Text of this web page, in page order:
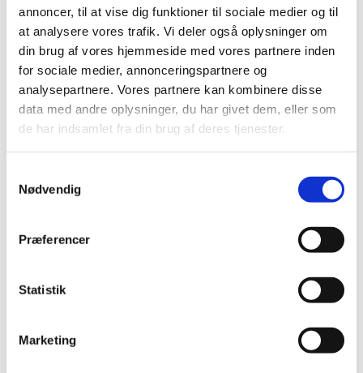
annoncer, til at vise dig funktioner til sociale medier og til
at analysere vores trafik. Vi deler også oplysninger om
din brug af vores hjemmeside med vores partnere inden
for sociale medier, annonceringspartnere og
analysepartnere. Vores partnere kan kombinere disse
data med andre oplysninger, du har givet dem, eller som
de har indsamlet fra din brug af deres tjenester.
Nødvendig
Præferencer
Statistik
Marketing
DKK 199,00
DKK 159,20 ekskl. moms
Køb nu
På lager
Specifikationer
Flexi New Classic er en serie af Flexi rulleliner, med et